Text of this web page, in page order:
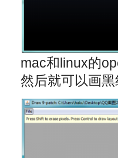
mac和linux的
然后就可以画